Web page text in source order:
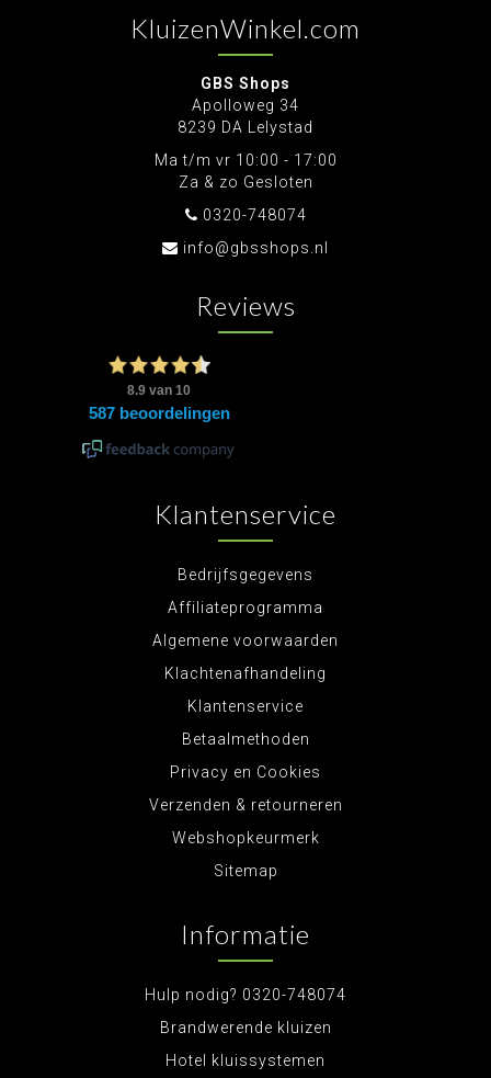
KluizenWinkel.com
GBS Shops
Apolloweg 34
8239 DA Lelystad
Ma t/m vr 10:00 - 17:00
Za & zo Gesloten
0320-748074
info@gbsshops.nl
Reviews
Klantenservice
Bedrijfsgegevens
Affiliateprogramma
Algemene voorwaarden
Klachtenafhandeling
Klantenservice
Betaalmethoden
Privacy en Cookies
Verzenden & retourneren
Webshopkeurmerk
Sitemap
Informatie
Hulp nodig? 0320-748074
Brandwerende kluizen
Hotel kluissystemen